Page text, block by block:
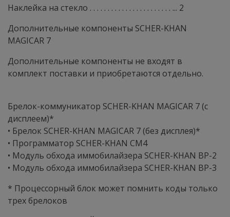
Наклейка на стекло . . . . . . . . . . . . . . . . . . . . . . . ... 2
Дополнительные компоненты SCHER-KHAN
MAGICAR 7
Дополнительные компоненты не входят в
комплект поставки и приобретаются отдельно.
Брелок-коммуникатор SCHER-KHAN MAGICAR 7 (с
дисплеем)*
• Брелок SCHER-KHAN MAGICAR 7 (без дисплея)*
• Программатор SCHER-KHAN CM4
• Модуль обхода иммобилайзера SCHER-KHAN BP-2
• Модуль обхода иммобилайзера SCHER-KHAN BP-3
* Процессорный блок может помнить коды только
трех брелоков